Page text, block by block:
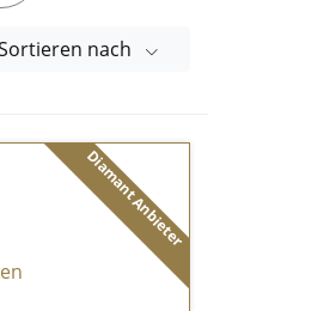
nach
Diamant Anbieter